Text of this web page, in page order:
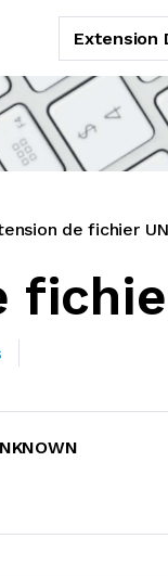
Extension
de fichier